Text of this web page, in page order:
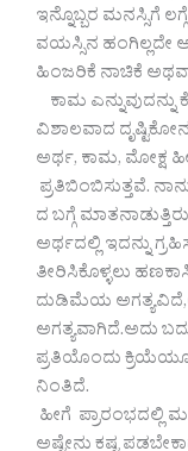
ಇನ್ನೊಬ್ಬರ ಮನಸ್ಸಿಗೆ ಲಗ್ಗೆ
ವಯಸ್ಸಿನ ಹಂಗಿಲ್ಲದೇ
ಹಿಂಜರಿಕೆ ನಾಚಿಕೆ
ಕಾಮ
ವಿಶಾಲವಾದ
ಅರ್ಥ, ಕಾಮ, ಮೋಕ್ಷ
ಪ್ರತಿಬಿಂಬಿಸುತ್ತವೆ.
ದ ಬಗ್ಗೆ
ಅರ್ಥದಲ್ಲಿ ಇದನ್ನು
ತೀರಿಸಿಕೊಳ್ಳಲು
ದುಡಿಮೆಯ
ಅಗತ್ಯವಾಗಿದೆ.ಅದು
ಪ್ರತಿಯೊಂದು
ನಿಂತಿದೆ.
ಹೀಗೆ ಪ್ರಾರಂಭದಲ್ಲಿ